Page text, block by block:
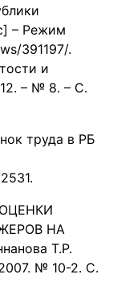
– Режим
391197/.
и
– № 8. – С.
труда в РБ
НА
Т.Р.
№ 10-2. С.